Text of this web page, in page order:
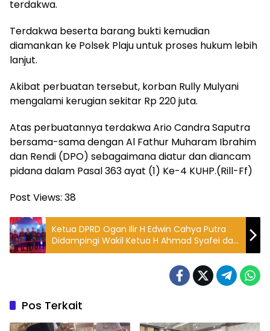
terdakwa.
Terdakwa beserta barang bukti kemudian
diamankan ke Polsek Plaju untuk proses hukum lebih
lanjut.
Akibat perbuatan tersebut, korban Rully Mulyani
mengalami kerugian sekitar Rp 220 juta.
Atas perbuatannya terdakwa Ario Candra Saputra
bersama-sama dengan Al Fathur Muharam Ibrahim
dan Rendi (DPO) sebagaimana diatur dan diancam
pidana dalam Pasal 363 ayat (1) Ke-4 KUHP.(Rill-Ff)
Post Views: 38
Ketua DPRD Ogan Ilir H Edwin Cahya Putra
Didampingi Wakil Ketua H Ahmad Syafei dan
Wahyudi Pimpin Rapat Paripurna Istimewa
DPRD Peringati HUT ke-22 Kabupaten Ogan
Pos Terkait